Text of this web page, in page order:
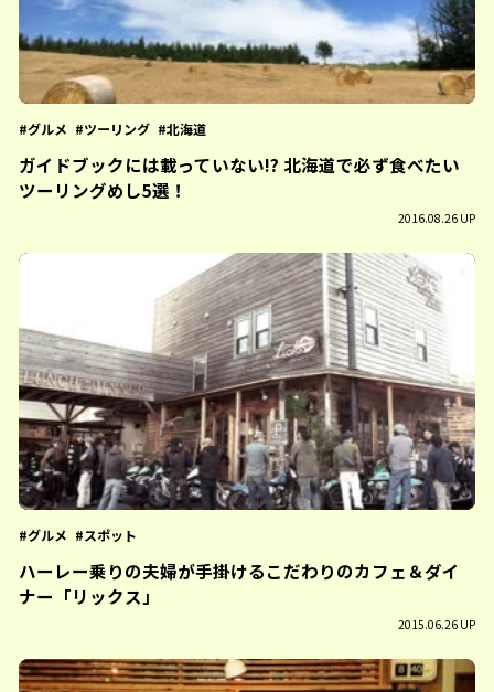
グルメ ツーリング 北海道
ガイドブックには載っていない!? 北海道で必ず食べたい
ツーリングめし5選！
2016.08.26 UP
グルメ スポット
ハーレー乗りの夫婦が手掛けるこだわりのカフェ＆ダイ
ナー「リックス」
2015.06.26 UP